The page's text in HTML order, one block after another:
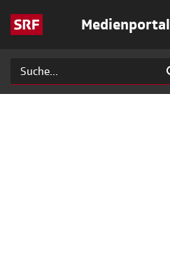
Medienportal